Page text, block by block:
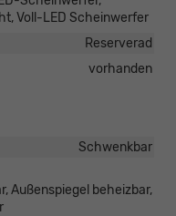
Voll-LED Scheinwerfer
Reserverad
vorhanden
Schwenkbar
Außenspiegel beheizbar,